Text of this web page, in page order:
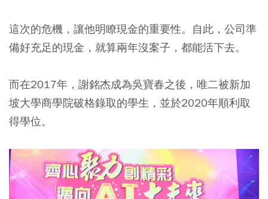
這次的危機，讓他明瞭現金的重要性。自此，公司準
備好充足的現金，就算兩年沒案子，都能活下去。
而在2017年，謝銘杰成為吳寶春之後，唯二被新加
坡大學商學院破格錄取的學生，並於2020年順利取
得學位。